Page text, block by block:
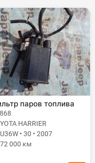
паров топлива
HARRIER
• 30 • 2007
72 000 км